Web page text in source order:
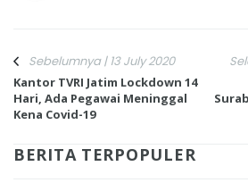
Sebelumnya | 13 July 2020
Kantor TVRI Jatim Lockdown 14
Hari, Ada Pegawai Meninggal
Kena Covid-19
BERITA TERPOPULER